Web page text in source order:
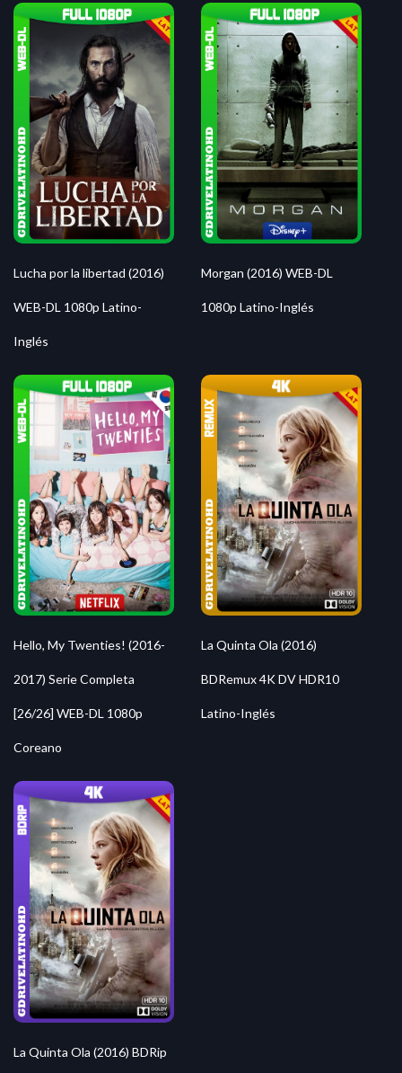
Lucha por la libertad (2016)
WEB-DL 1080p Latino-
Inglés
Morgan (2016) WEB-DL
1080p Latino-Inglés
Hello, My Twenties! (2016-
2017) Serie Completa
[26/26] WEB-DL 1080p
Coreano
La Quinta Ola (2016)
BDRemux 4K DV HDR10
Latino-Inglés
La Quinta Ola (2016) BDRip